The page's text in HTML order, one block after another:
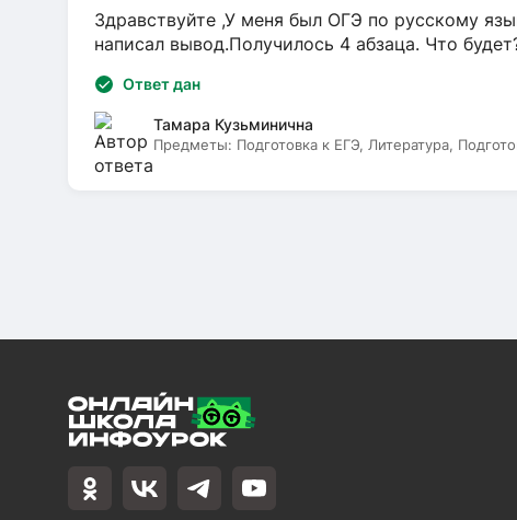
Здравствуйте ,У меня был ОГЭ по русскому
написал вывод.Получилось 4 абзаца. Что
Ответ дан
Тамара Кузьминична
Предметы: Подготовка к ЕГЭ, Литература,